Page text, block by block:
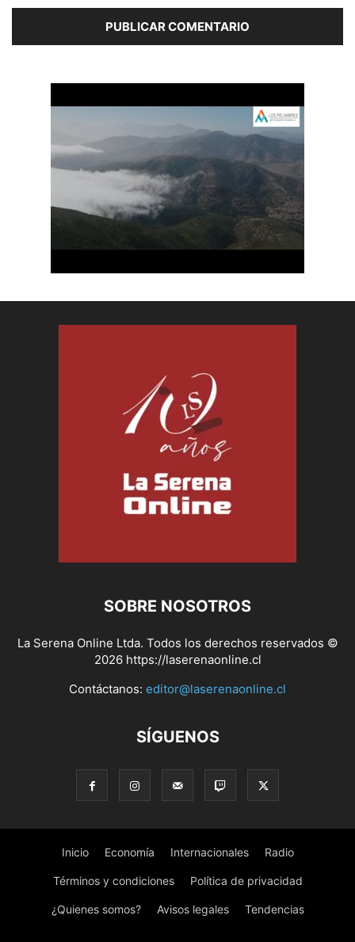
SOBRE NOSOTROS
La Serena Online Ltda. Todos los derechos reservados ©
2026 https://laserenaonline.cl
Contáctanos: editor@laserenaonline.cl
SÍGUENOS
Inicio Economía Internacionales Radio
Términos y condiciones Política de privacidad
¿Quienes somos? Avisos legales Tendencias